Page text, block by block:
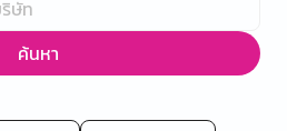
ค้นหา